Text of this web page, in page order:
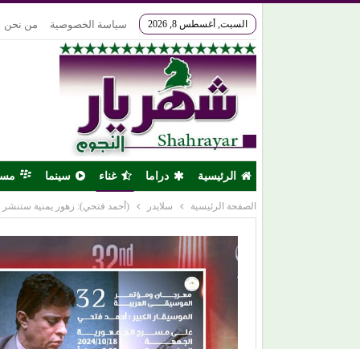
السبت, أغسطس 8, 2026 سياسة الخصوصية من نحن
الرئيسية دراما غناء سينما
الصفحة الرئيسية سلايدر (أحمد فتحي): زهور يمنية ستنشر